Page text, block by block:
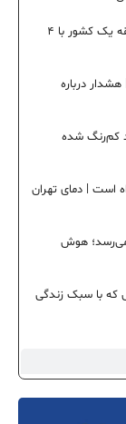
قهرمانی دختران کردستان در تکواندو نونهالان منطقه یک کشور با ۴
ساله شکست | هشدار درباره
کم‌رنگ شده
نسبی در راه است | دمای تهران
می‌رسد؛ هوش
که با سبک زندگی